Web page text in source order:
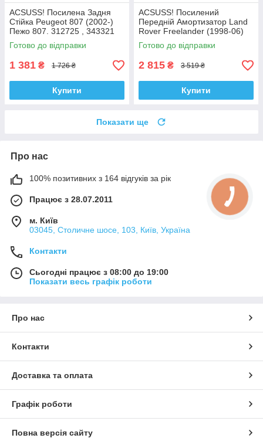
ACSUSS! Посилена Задня
Стійка Peugeot 807 (2002-)
Пежо 807. 312725 , 343321
Корея!
Готово до відправки
1 381 ₴ 1 726 ₴
Купити
ACSUSS! Посилений
Передній Амортизатор Land
Rover Freelander (1998-06)
Ленд Ровер Фрілендер.
Лівий. 310022 , 335927
Корея!
Готово до відправки
2 815 ₴ 3 519 ₴
Купити
Показати ще
Про нас
100% позитивних з 164 відгуків за рік
Працює з 28.07.2011
м. Київ
03045, Столичне шосе, 103, Київ, Україна
Контакти
Сьогодні працює з 08:00 до 19:00
Показати весь графік роботи
Про нас
Контакти
Доставка та оплата
Графік роботи
Повна версія сайту